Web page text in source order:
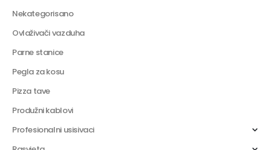
Nekategorisano
Ovlaživači vazduha
Parne stanice
Pegla za kosu
Pizza tave
Produžni kablovi
Profesionalni usisivaci